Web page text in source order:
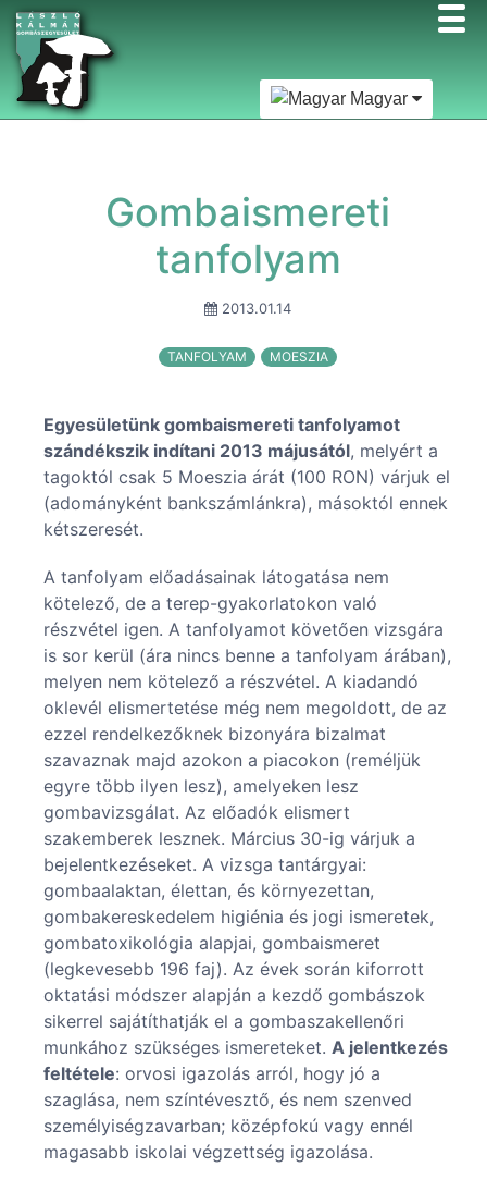
Magyar
Gombaismereti
tanfolyam
2013.01.14
TANFOLYAM MOESZIA
Egyesületünk gombaismereti tanfolyamot
szándékszik indítani 2013 májusától, melyért a
tagoktól csak 5 Moeszia árát (100 RON) várjuk el
(adományként bankszámlánkra), másoktól ennek
kétszeresét.
A tanfolyam előadásainak látogatása nem
kötelező, de a terep-gyakorlatokon való
részvétel igen. A tanfolyamot követően vizsgára
is sor kerül (ára nincs benne a tanfolyam árában),
melyen nem kötelező a részvétel. A kiadandó
oklevél elismertetése még nem megoldott, de az
ezzel rendelkezőknek bizonyára bizalmat
szavaznak majd azokon a piacokon (reméljük
egyre több ilyen lesz), amelyeken lesz
gombavizsgálat. Az előadók elismert
szakemberek lesznek. Március 30-ig várjuk a
bejelentkezéseket. A vizsga tantárgyai:
gombaalaktan, élettan, és környezettan,
gombakereskedelem higiénia és jogi ismeretek,
gombatoxikológia alapjai, gombaismeret
(legkevesebb 196 faj). Az évek során kiforrott
oktatási módszer alapján a kezdő gombászok
sikerrel sajátíthatják el a gombaszakellenőri
munkához szükséges ismereteket. A jelentkezés
feltétele: orvosi igazolás arról, hogy jó a
szaglása, nem színtévesztő, és nem szenved
személyiségzavarban; középfokú vagy ennél
magasabb iskolai végzettség igazolása.